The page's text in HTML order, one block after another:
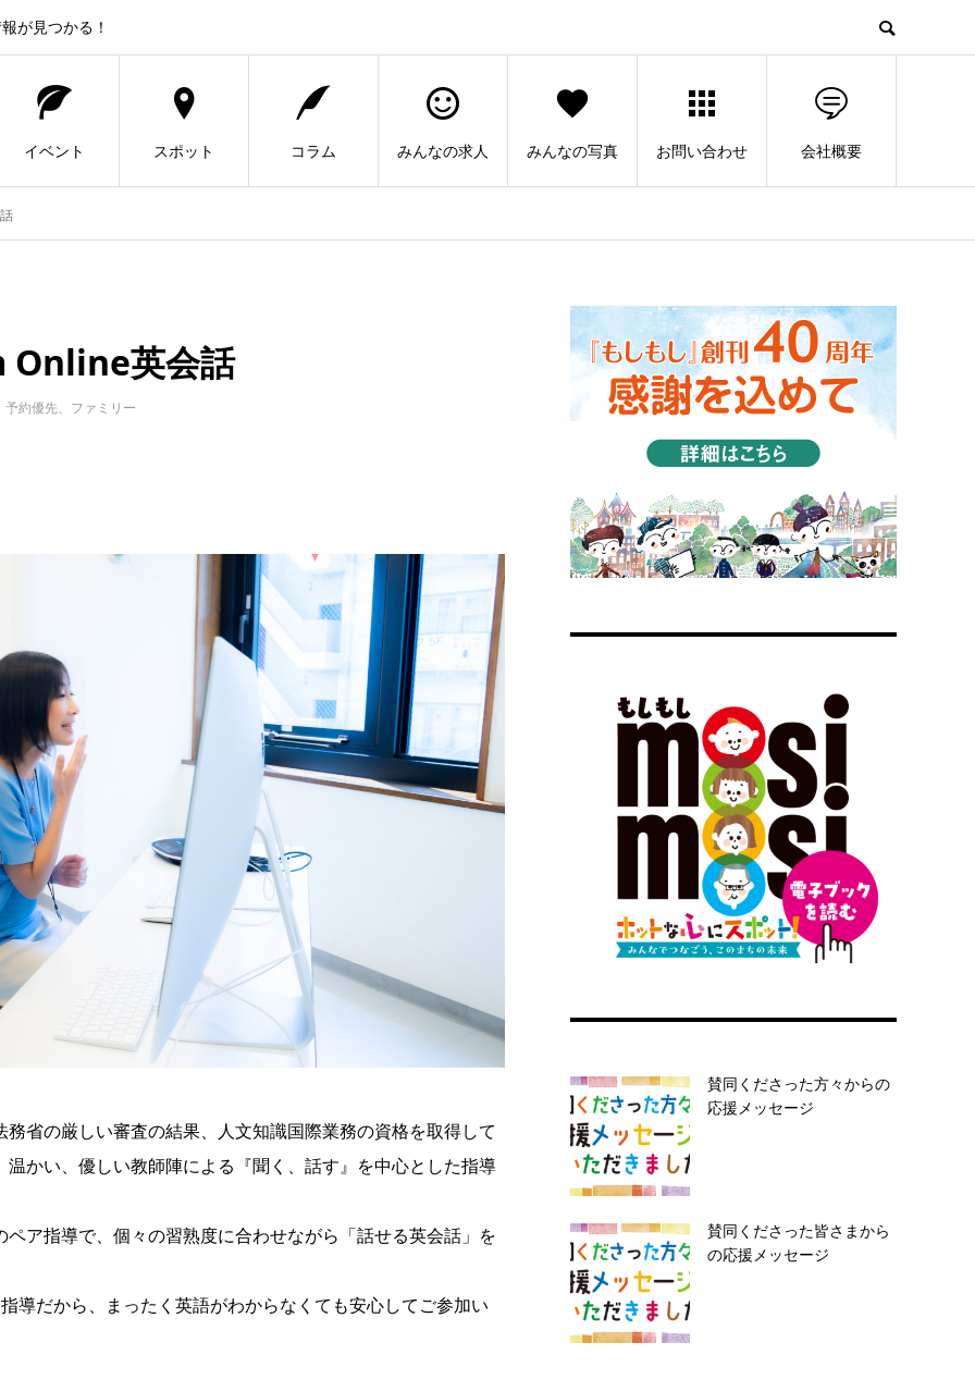
が見つかる！
イベント スポット コラム みんなの求人 みんなの写真 お問い合わせ 会社概要
Online英会話
約優先、ファミリー
省の厳しい審査の結果、人文知識国際業務の資格を取得して
かい、優しい教師陣による『聞く、話す』を中心とした指導
ア指導で、個々の習熟度に合わせながら「話せる英会話」を
導だから、まったく英語がわからなくても安心してご参加い
賛同くださった方々からの
応援メッセージ
賛同くださった皆さまから
の応援メッセージ